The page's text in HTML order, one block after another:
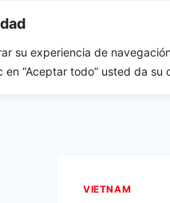
su experiencia de
“Aceptar todo” usted da
Viajero
VIETNAM